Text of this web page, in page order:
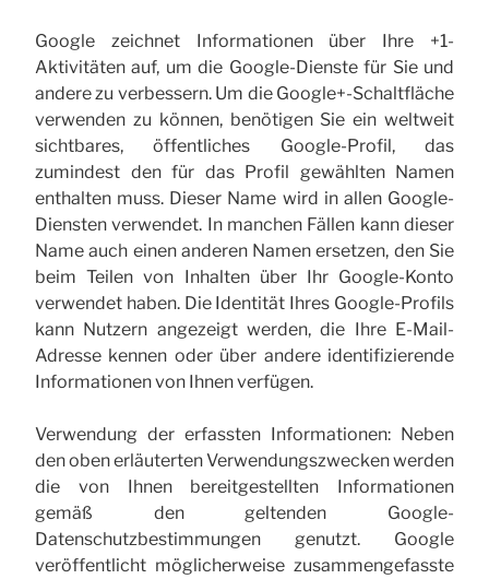
Google zeichnet Informationen über Ihre +1-
Aktivitäten auf, um die Google-Dienste für Sie und
andere zu verbessern. Um die Google+-Schaltfläche
verwenden zu können, benötigen Sie ein weltweit
sichtbares, öffentliches Google-Profil, das
zumindest den für das Profil gewählten Namen
enthalten muss. Dieser Name wird in allen Google-
Diensten verwendet. In manchen Fällen kann dieser
Name auch einen anderen Namen ersetzen, den Sie
beim Teilen von Inhalten über Ihr Google-Konto
verwendet haben. Die Identität Ihres Google-Profils
kann Nutzern angezeigt werden, die Ihre E-Mail-
Adresse kennen oder über andere identifizierende
Informationen von Ihnen verfügen.
Verwendung der erfassten Informationen: Neben
den oben erläuterten Verwendungszwecken werden
die von Ihnen bereitgestellten Informationen
gemäß den geltenden Google-
Datenschutzbestimmungen genutzt. Google
veröffentlicht möglicherweise zusammengefasste